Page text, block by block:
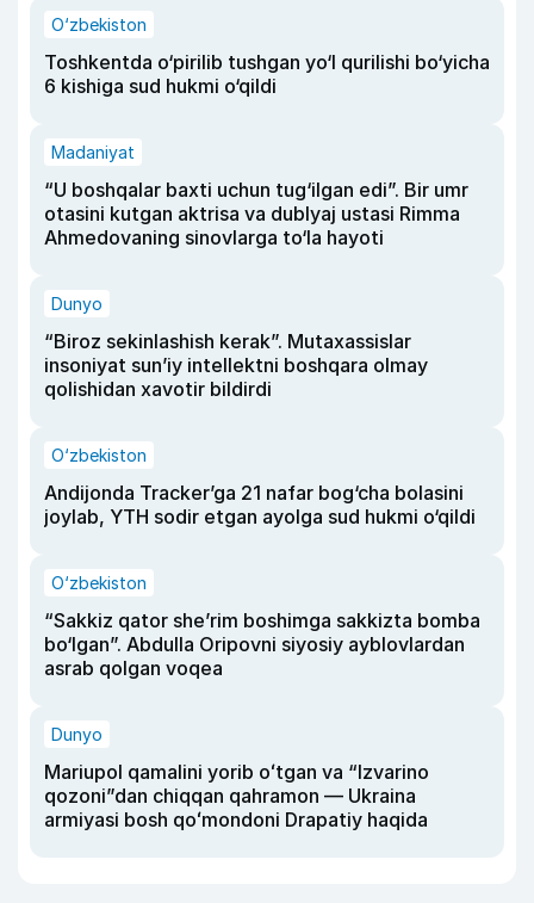
O‘zbekiston
Toshkentda o‘pirilib tushgan yo‘l qurilishi bo‘yicha
6 kishiga sud hukmi o‘qildi
Madaniyat
“U boshqalar baxti uchun tug‘ilgan edi”. Bir umr
otasini kutgan aktrisa va dublyaj ustasi Rimma
Ahmedovaning sinovlarga to‘la hayoti
Dunyo
“Biroz sekinlashish kerak”. Mutaxassislar
insoniyat sun’iy intellektni boshqara olmay
qolishidan xavotir bildirdi
O‘zbekiston
Andijonda Tracker’ga 21 nafar bog‘cha bolasini
joylab, YTH sodir etgan ayolga sud hukmi o‘qildi
O‘zbekiston
“Sakkiz qator she’rim boshimga sakkizta bomba
bo‘lgan”. Abdulla Oripovni siyosiy ayblovlardan
asrab qolgan voqea
Dunyo
Mariupol qamalini yorib oʻtgan va “Izvarino
qozoni”dan chiqqan qahramon — Ukraina
armiyasi bosh qoʻmondoni Drapatiy haqida